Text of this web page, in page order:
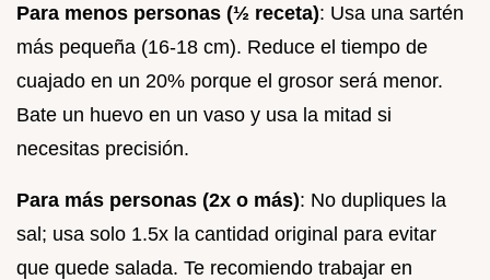
Para menos personas (½ receta): Usa una sartén
más pequeña (16-18 cm). Reduce el tiempo de
cuajado en un 20% porque el grosor será menor.
Bate un huevo en un vaso y usa la mitad si
necesitas precisión.
Para más personas (2x o más): No dupliques la
sal; usa solo 1.5x la cantidad original para evitar
que quede salada. Te recomiendo trabajar en